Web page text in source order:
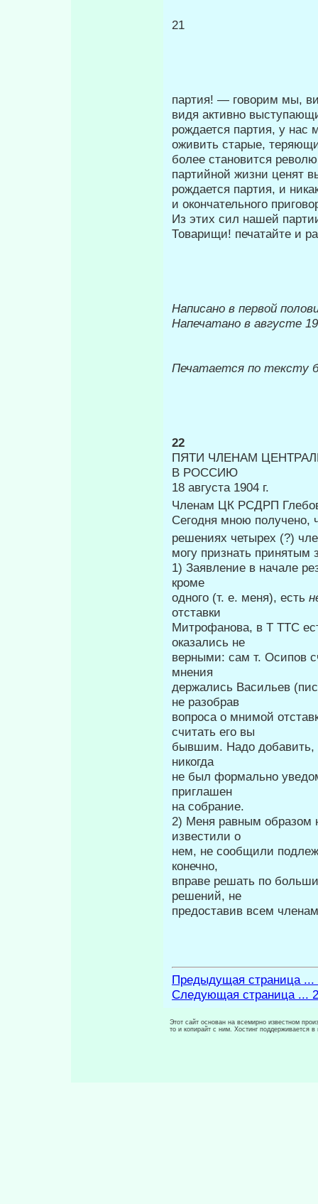
21
партия! — говорим мы,
видя активно
рождается партия, у
оживить старые,
более становится
партийной жизни ценят
рождается партия, и
и окончательного
Из этих сил нашей
Товарищи! печатайте и
Написано в первой
Напечатано в августе
Печатается по тексту
22
ПЯТИ ЧЛЕНАМ
В РОССИЮ
18 августа 1904 г.
Членам ЦК РСДРП
Сегодня мною получено,
решениях че­тырех (?)
могу признать
1) Заявление в начале
кроме
одного (т. е. меня), есть
отставки
Митрофанова, в Τ TTC
оказались не­
верными: сам т. Осипов
мнения
держались Васильев
не разобрав
вопроса о мнимой
считать его вы­
бывшим. Надо добавить,
никогда
не был формально
приглашен
на собрание.
2) Меня равным образом
известили о
нем, не сообщили
конечно,
вправе решать по
решений, не
предоставив всем
Предыдущая страница ...
Следующая страница ...
Этот сайт основан на всемирно известном
то и копирайт с ним. Хостинг поддерживается